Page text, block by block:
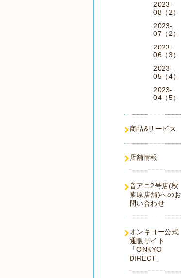
2023-
08（2）
2023-
07（2）
2023-
06（3）
2023-
05（4）
2023-
04（5）
商品&サービス
店舗情報
音アニ2号店(秋
葉原店舗)へのお
問い合わせ
オンキヨー公式
通販サイト
「ONKYO
DIRECT」